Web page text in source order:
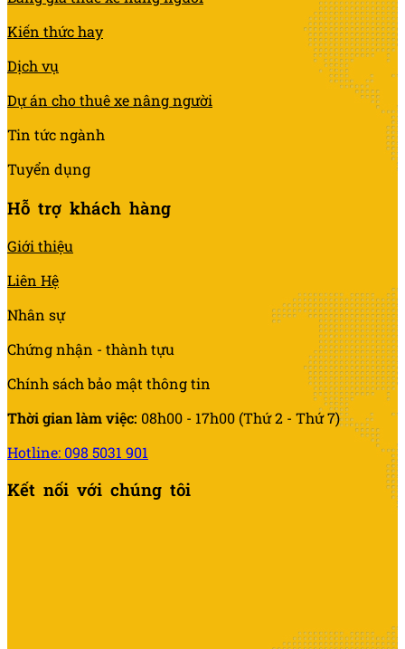
Kiến thức hay
Dịch vụ
Dự án cho thuê xe nâng người
Tin tức ngành
Tuyển dụng
Hỗ trợ khách hàng
Giới thiệu
Liên Hệ
Nhân sự
Chứng nhận - thành tựu
Chính sách bảo mật thông tin
Thời gian làm việc: 08h00 - 17h00 (Thứ 2 - Thứ 7)
Hotline: 098 5031 901
Kết nối với chúng tôi